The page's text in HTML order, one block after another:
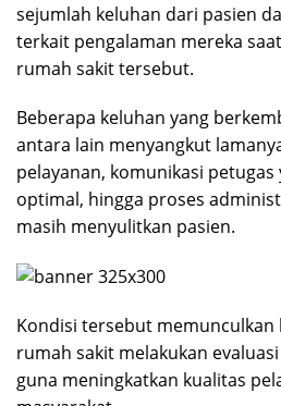
sejumlah keluhan dari pasien
terkait pengalaman mereka
rumah sakit tersebut.
Beberapa keluhan yang
antara lain menyangkut
pelayanan, komunikasi
optimal, hingga proses
masih menyulitkan pasien.
Kondisi tersebut memunculkan
rumah sakit melakukan
guna meningkatkan kualitas